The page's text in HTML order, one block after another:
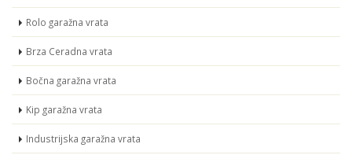
Rolo garažna vrata
Brza Ceradna vrata
Bočna garažna vrata
Kip garažna vrata
Industrijska garažna vrata